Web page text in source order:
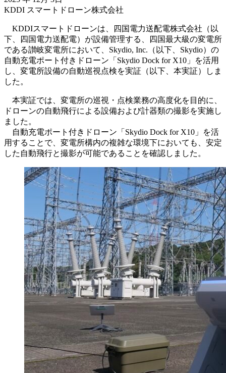
KDDI スマートドローン株式会社
KDDIスマートドローンは、四国電力送配電株式会社（以
下、四国電力送配電）が設備管理する、四国最大級の変電所
である讃岐変電所において、Skydio, Inc.（以下、Skydio）の
自動充電ポート付きドローン「Skydio Dock for X10」を活用
し、変電所設備の自動巡視点検を実証（以下、本実証）しま
した。
本実証では、変電所の巡視・点検業務の高度化を目的に、
ドローンの自動飛行による設備および計器類の撮影を実施し
ました。
自動充電ポート付きドローン「Skydio Dock for X10」を活
用することで、変電所構内の複雑な環境下においても、安定
した自動飛行と撮影が可能であることを確認しました。